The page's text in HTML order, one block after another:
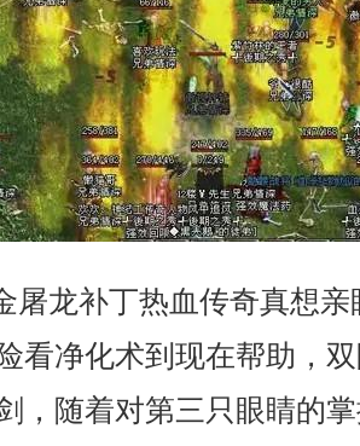
屠龙补丁热血传奇真想
看净化术到现在帮助，
，随着对第三只眼睛的